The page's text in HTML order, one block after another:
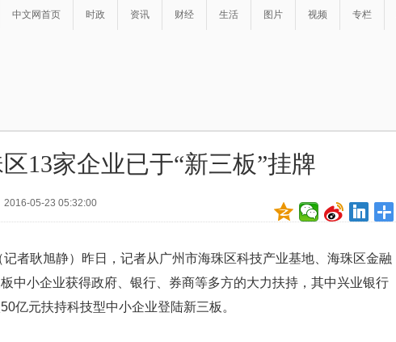
中文网首页 时政 资讯 财经 生活 图片 视频 专栏
13家企业已于“新三板”挂牌
2016-05-23 05:32:00
耿旭静）昨日，记者从广州市海珠区科技产业基地、海珠区金融
中小企业获得政府、银行、券商等多方的大力扶持，其中兴业银行
亿元扶持科技型中小企业登陆新三板。